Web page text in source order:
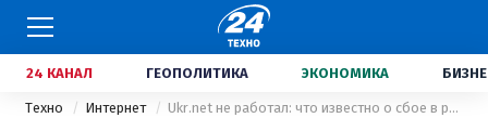
24 КАНАЛ ГЕОПОЛИТИКА ЭКОНОМИКА
Техно Интернет Ukr.net не работал: что известно о сбое в работе почты и сайта